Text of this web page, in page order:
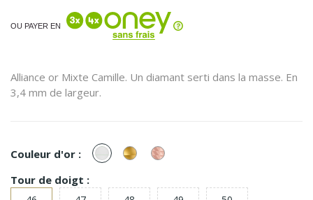
OU PAYER EN
Alliance or Mixte Camille. Un diamant serti dans la masse. En
3,4 mm de largeur.
Couleur d'or : or
Blanc
or
Jaune
or
Rose
Tour de doigt :